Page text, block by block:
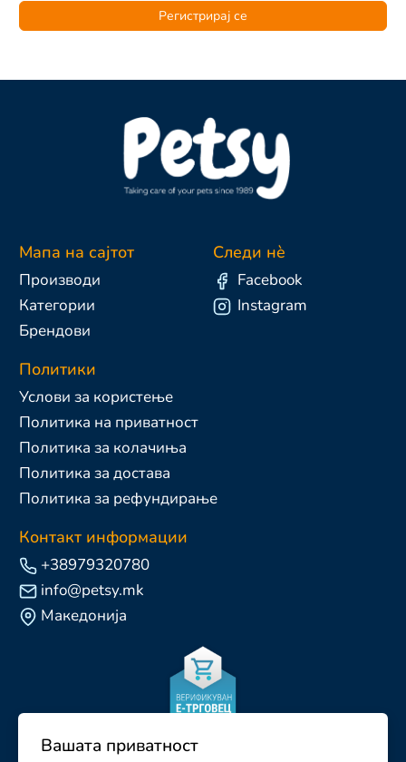
Вашата приватност
Регистрирај се
Мапа на сајтот
Производи
Категории
Брендови
Политики
Услови за користење
Политика на приватност
Политика за колачиња
Политика за достава
Политика за рефундирање
Контакт информации
+38979320780
info@petsy.mk
Македонија
Следи нè
Facebook
Instagram